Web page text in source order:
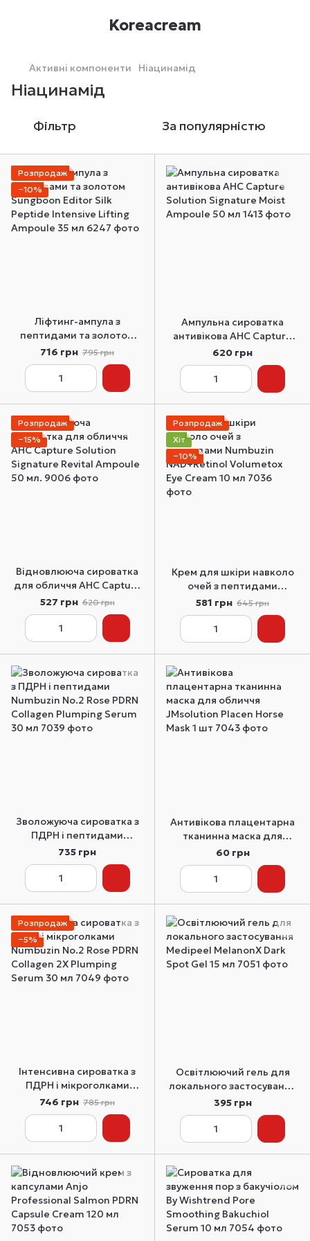
Koreacream
Активні компоненти Ніацинамід
Ніацинамід
Фільтр За популярністю
Розпродаж
−10%
Ліфтинг-ампула з
пептидами та золотом
Sungboon Editor Silk
Peptide Intensive Lifting
Ampoule 35 мл
716 грн 795 грн
Ампульна сироватка
антивікова AHC Capture
Solution Signature Moist
Ampoule 50 мл
620 грн
Розпродаж
−15%
Відновлююча сироватка
для обличчя AHC Capture
Solution Signature Revital
Ampoule 50 мл.
527 грн 620 грн
Розпродаж
Хіт
−10%
Крем для шкіри навколо
очей з пептидами
Numbuzin NAD+Retinol
Volumetox Eye Cream 10
581 грн 645 грн
Зволожуюча сироватка з
ПДРН і пептидами
Numbuzin No.2 Rose PDRN
Collagen Plumping Serum
735 грн
Антивікова плацентарна
тканинна маска для
обличчя JMsolution Placen
Horse Mask 1 шт
60 грн
Розпродаж
−5%
Інтенсивна сироватка з
ПДРН і мікроголками
Numbuzin No.2 Rose PDRN
Collagen 2X Plumping
Serum 30 мл
746 грн 785 грн
Освітлюючий гель для
локального застосування
Medipeel MelanonX Dark
Spot Gel 15 мл
395 грн